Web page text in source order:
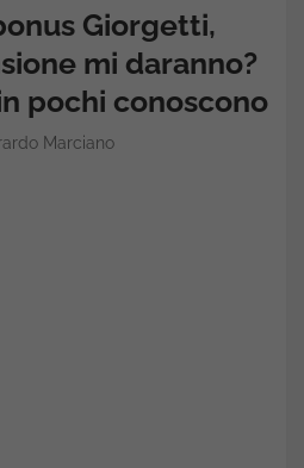
Giorgetti,
mi daranno?
pochi conoscono
Marciano